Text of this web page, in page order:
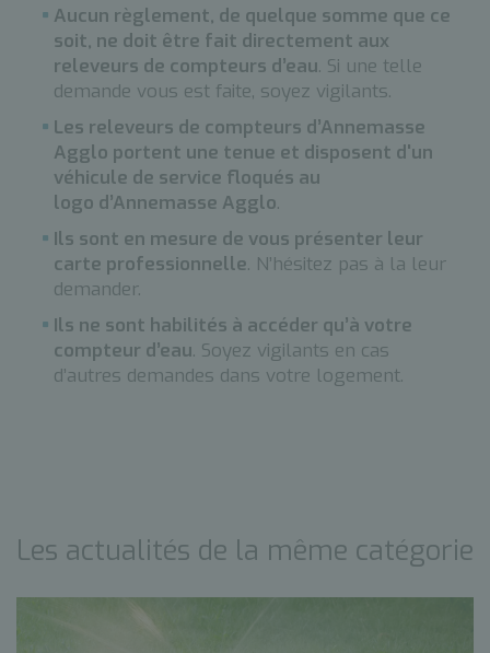
Aucun règlement, de quelque somme que ce
soit, ne doit être fait directement aux
releveurs de compteurs d’eau. Si une telle
demande vous est faite, soyez vigilants.
Les releveurs de compteurs d’Annemasse
Agglo portent une tenue et disposent d'un
véhicule de service floqués au
logo d’Annemasse Agglo.
Ils sont en mesure de vous présenter leur
carte professionnelle. N’hésitez pas à la leur
demander.
Ils ne sont habilités à accéder qu’à votre
compteur d’eau. Soyez vigilants en cas
d’autres demandes dans votre logement.
Les actualités de la même catégorie